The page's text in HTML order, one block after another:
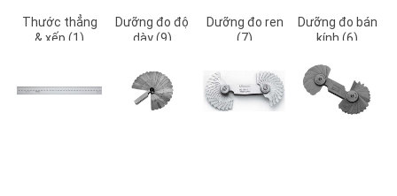
Thước thẳng
& xếp (1)
Dưỡng đo độ
dày (9)
Dưỡng đo ren
(7)
Dưỡng đo bán
kính (6)